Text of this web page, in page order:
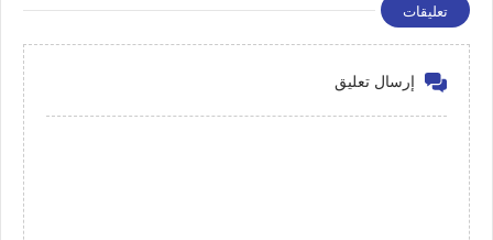
تعليقات
إرسال تعليق